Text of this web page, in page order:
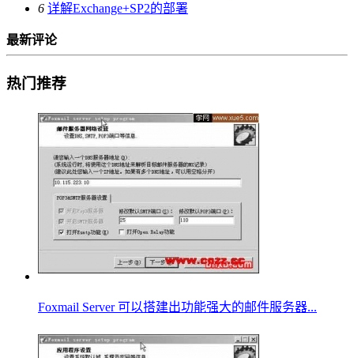
6 详解Exchange+SP2的部署
最新评论
热门推荐
Foxmail Server 可以搭建出功能强大的邮件服务器...